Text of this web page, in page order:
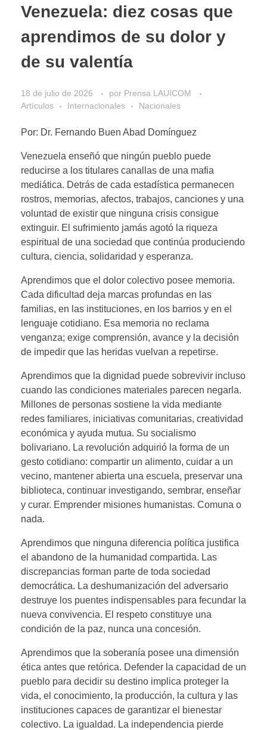
Venezuela: diez cosas que
aprendimos de su dolor y
de su valentía
18 de julio de 2026 por Prensa LAUICOM
Artículos
Internacionales Nacionales
Por: Dr. Fernando Buen Abad Domínguez
Venezuela enseñó que ningún pueblo puede
reducirse a los titulares canallas de una mafia
mediática. Detrás de cada estadística permanecen
rostros, memorias, afectos, trabajos, canciones y una
voluntad de existir que ninguna crisis consigue
extinguir. El sufrimiento jamás agotó la riqueza
espiritual de una sociedad que continúa produciendo
cultura, ciencia, solidaridad y esperanza.
Aprendimos que el dolor colectivo posee memoria.
Cada dificultad deja marcas profundas en las
familias, en las instituciones, en los barrios y en el
lenguaje cotidiano. Esa memoria no reclama
venganza; exige comprensión, avance y la decisión
de impedir que las heridas vuelvan a repetirse.
Aprendimos que la dignidad puede sobrevivir incluso
cuando las condiciones materiales parecen negarla.
Millones de personas sostiene la vida mediante
redes familiares, iniciativas comunitarias, creatividad
económica y ayuda mutua. Su socialismo
bolivariano. La revolución adquirió la forma de un
gesto cotidiano: compartir un alimento, cuidar a un
vecino, mantener abierta una escuela, preservar una
biblioteca, continuar investigando, sembrar, enseñar
y curar. Emprender misiones humanistas. Comuna o
nada.
Aprendimos que ninguna diferencia política justifica
el abandono de la humanidad compartida. Las
discrepancias forman parte de toda sociedad
democrática. La deshumanización del adversario
destruye los puentes indispensables para fecundar la
nueva convivencia. El respeto constituye una
condición de la paz, nunca una concesión.
Aprendimos que la soberanía posee una dimensión
ética antes que retórica. Defender la capacidad de un
pueblo para decidir su destino implica proteger la
vida, el conocimiento, la producción, la cultura y las
instituciones capaces de garantizar el bienestar
colectivo. La igualdad. La independencia pierde